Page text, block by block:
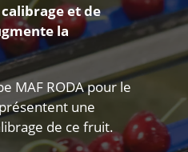
et de
la
MAF RODA pour le
une
de ce fruit.